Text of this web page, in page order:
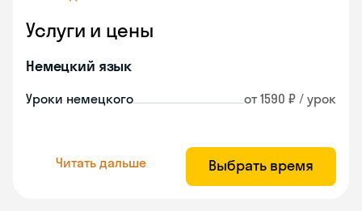
Услуги и цены
Немецкий язык
Уроки немецкого от 1590 ₽ / урок
Читать дальше Выбрать время